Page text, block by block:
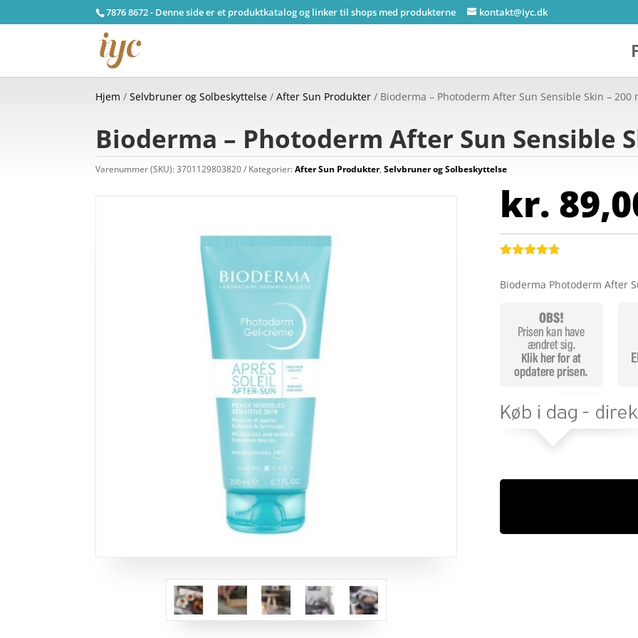
7876 8672 - Denne side er et produktkatalog og linker til shops med produkterne kontakt@iyc.dk
Hjem /Selvbruner og Solbeskyttelse /After Sun Produkter / Bioderma – Photoderm After Sun Sensible Skin – 200
Bioderma – Photoderm After Sun Sensible
Varenummer (SKU):3701129803820 Kategorier:After Sun Produkter,Selvbruner og Solbeskyttelse
kr.
ud af 5
kundebedø
mmelser
Bioderma Photoderm After